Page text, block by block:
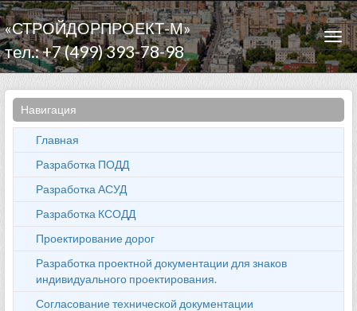
«СТРОЙДОРПРОЕКТ-М»
тел.: +7 (499) 393-78-98
Навигация
Главная
Разработка ПОДД
Разработка АСУД
Разработка КСОДД
Проектирование дорог
Разработка проектной документации для знаков
индивидуального проектирования.
Согласование технической документации